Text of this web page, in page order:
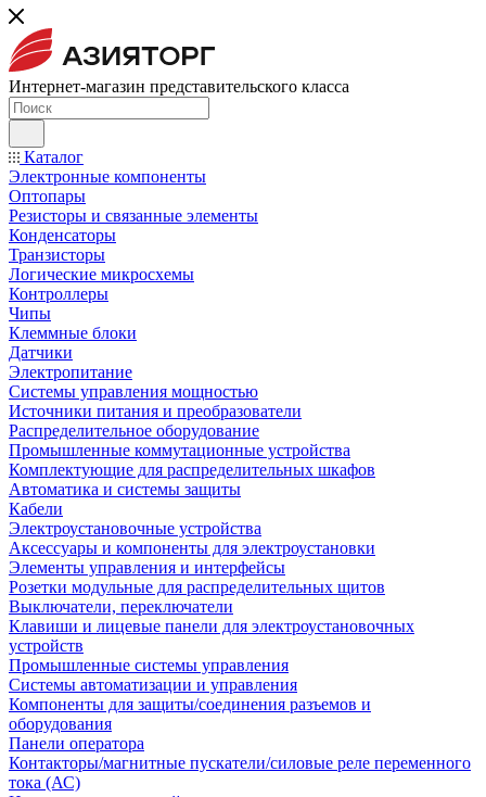
Интернет-магазин представительского класса
Каталог
Электронные компоненты
Оптопары
Резисторы и связанные элементы
Конденсаторы
Транзисторы
Логические микросхемы
Контроллеры
Чипы
Клеммные блоки
Датчики
Электропитание
Системы управления мощностью
Источники питания и преобразователи
Распределительное оборудование
Промышленные коммутационные устройства
Комплектующие для распределительных шкафов
Автоматика и системы защиты
Кабели
Электроустановочные устройства
Аксессуары и компоненты для электроустановки
Элементы управления и интерфейсы
Розетки модульные для распределительных щитов
Выключатели, переключатели
Клавиши и лицевые панели для электроустановочных
устройств
Промышленные системы управления
Системы автоматизации и управления
Компоненты для защиты/соединения разъемов и
оборудования
Панели оператора
Контакторы/магнитные пускатели/силовые реле переменного
тока (АС)